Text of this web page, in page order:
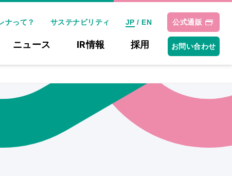
ナって？ サステナビリティ JP / EN 公式通販
ニュース IR情報 採用 お問い合わせ